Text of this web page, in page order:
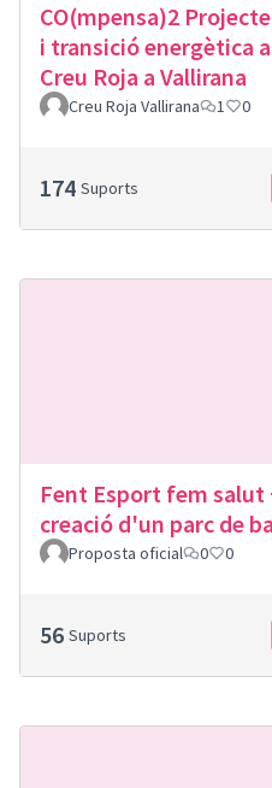
CO(mpensa)2
i transició energètica
Creu Roja a Vallirana
Creu Roja Vallirana 1 0
174 Suports
Fent Esport fem salut
creació d'un parc de
Proposta oficial 0 0
56 Suports